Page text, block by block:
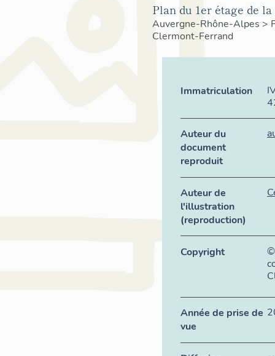
Plan du 1er étage de
Auvergne-Rhône-Alpes >
Clermont-Ferrand
Immatriculation
Auteur du
document
reproduit
Auteur de
l'illustration
(reproduction)
Copyright
Année de prise de
vue